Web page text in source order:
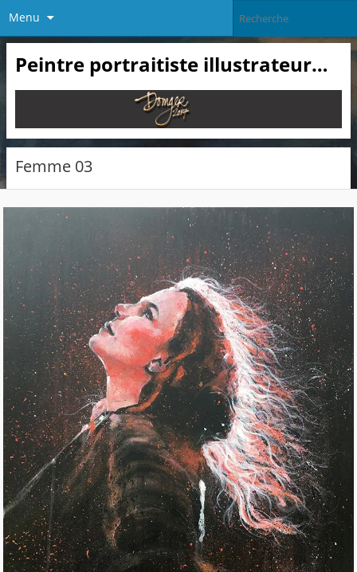
Menu
Peintre portraitiste illustrateur…
Femme 03